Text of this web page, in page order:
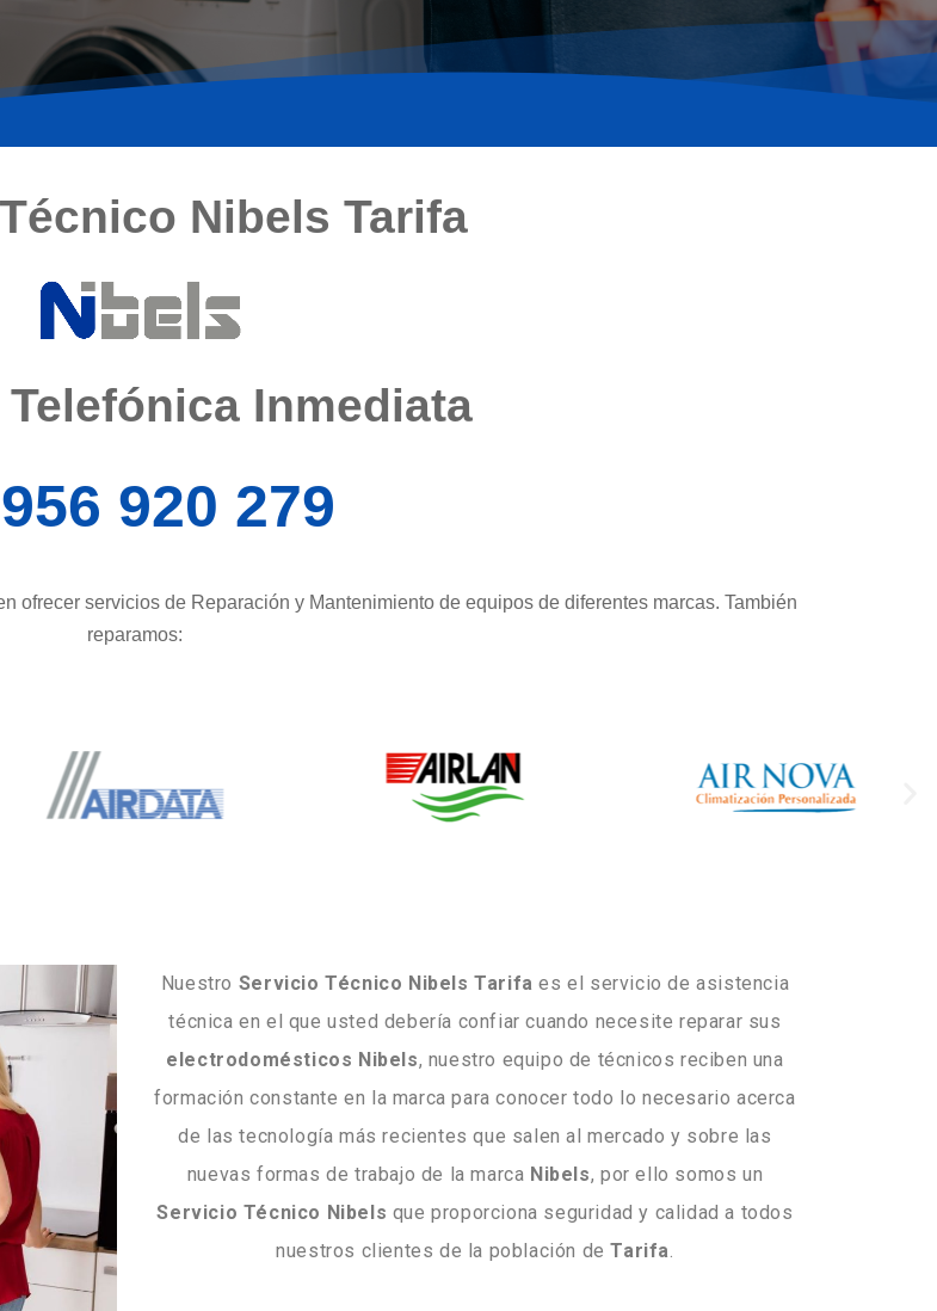
Nibels Tarifa
Inmediata
956 920 279
ofrecer servicios de Reparación y Mantenimiento de equipos de diferentes marcas. También
reparamos:
Nuestro Servicio Técnico Nibels Tarifa es el servicio de asistencia
técnica en el que usted debería confiar cuando necesite reparar sus
electrodomésticos Nibels, nuestro equipo de técnicos reciben una
formación constante en la marca para conocer todo lo necesario acerca
de las tecnología más recientes que salen al mercado y sobre las
nuevas formas de trabajo de la marca Nibels, por ello somos un
Servicio Técnico Nibels que proporciona seguridad y calidad a todos
nuestros clientes de la población deTarifa.